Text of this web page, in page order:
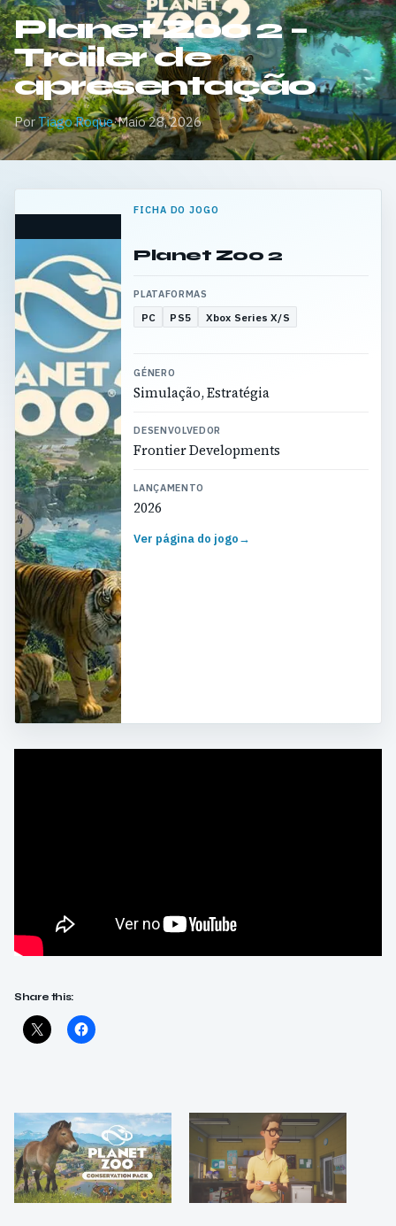
Planet Zoo 2 –
Trailer de
apresentação
PorTiago Roque·Maio 28, 2026
FICHA DO JOGO
Planet Zoo 2
PLATAFORMAS
PC PS5 Xbox Series X/S
GÉNERO
Simulação, Estratégia
DESENVOLVEDOR
Frontier Developments
LANÇAMENTO
2026
Ver página do jogo→
Share this: